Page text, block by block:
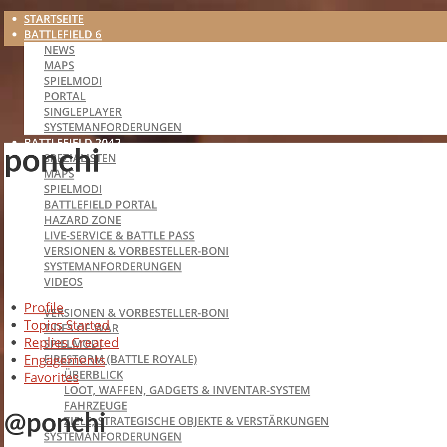
STARTSEITE
BATTLEFIELD 6
NEWS
MAPS
SPIELMODI
PORTAL
SINGLEPLAYER
SYSTEMANFORDERUNGEN
BATTLEFIELD 2042
SPEZIALISTEN
MAPS
SPIELMODI
BATTLEFIELD PORTAL
HAZARD ZONE
LIVE-SERVICE & BATTLE PASS
VERSIONEN & VORBESTELLER-BONI
SYSTEMANFORDERUNGEN
VIDEOS
VERSIONEN & VORBESTELLER-BONI
TIDES OF WAR
SPIELMODI
FIRESTORM (BATTLE ROYALE)
ÜBERBLICK
LOOT, WAFFEN, GADGETS & INVENTAR-SYSTEM
FAHRZEUGE
ZIELE, STRATEGISCHE OBJEKTE & VERSTÄRKUNGEN
SYSTEMANFORDERUNGEN
ponchi
Profile
Topics Started
Replies Created
Engagements
Favorites
@ponchi